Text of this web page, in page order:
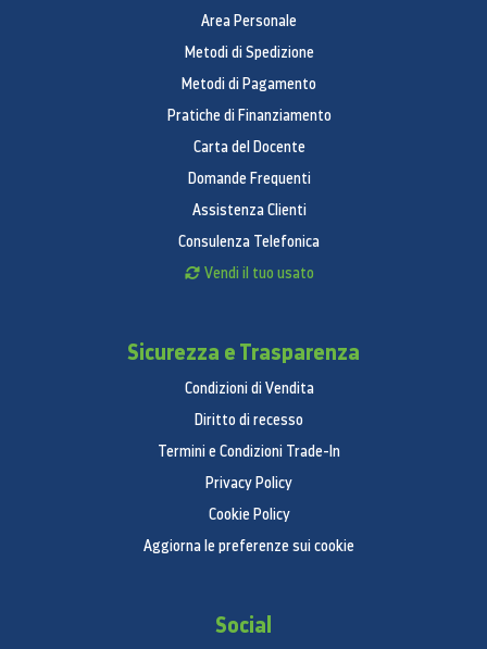
Area Personale
Metodi di Spedizione
Metodi di Pagamento
Pratiche di Finanziamento
Carta del Docente
Domande Frequenti
Assistenza Clienti
Consulenza Telefonica
Vendi il tuo usato
Sicurezza e Trasparenza
Condizioni di Vendita
Diritto di recesso
Termini e Condizioni Trade-In
Privacy Policy
Cookie Policy
Aggiorna le preferenze sui cookie
Social